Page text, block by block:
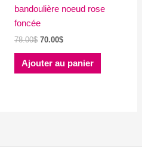
bandoulière noeud rose
foncée
78.00$ Le
initial
70.00$Le
actuel
est :
Ajouter au panier